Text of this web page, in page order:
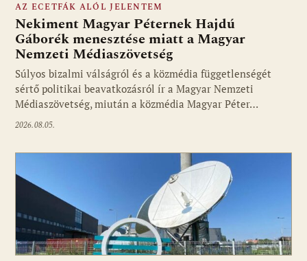
Fotó: media1.hu
AZ ECETFÁK ALÓL JELENTEM
Nekiment Magyar Péternek Hajdú
Gáborék menesztése miatt a Magyar
Nemzeti Médiaszövetség
Súlyos bizalmi válságról és a közmédia függetlenségét
sértő politikai beavatkozásról ír a Magyar Nemzeti
Médiaszövetség, miután a közmédia Magyar Péter…
2026.08.05.